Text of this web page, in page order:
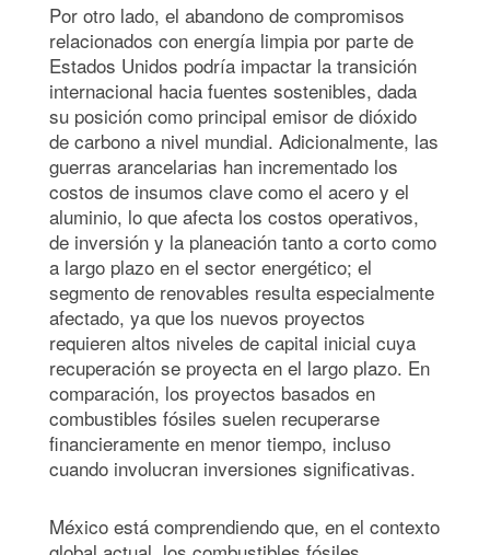
Por otro lado, el abandono de compromisos
relacionados con energía limpia por parte de
Estados Unidos podría impactar la transición
internacional hacia fuentes sostenibles, dada
su posición como principal emisor de dióxido
de carbono a nivel mundial. Adicionalmente, las
guerras arancelarias han incrementado los
costos de insumos clave como el acero y el
aluminio, lo que afecta los costos operativos,
de inversión y la planeación tanto a corto como
a largo plazo en el sector energético; el
segmento de renovables resulta especialmente
afectado, ya que los nuevos proyectos
requieren altos niveles de capital inicial cuya
recuperación se proyecta en el largo plazo. En
comparación, los proyectos basados en
combustibles fósiles suelen recuperarse
financieramente en menor tiempo, incluso
cuando involucran inversiones significativas.
México está comprendiendo que, en el contexto